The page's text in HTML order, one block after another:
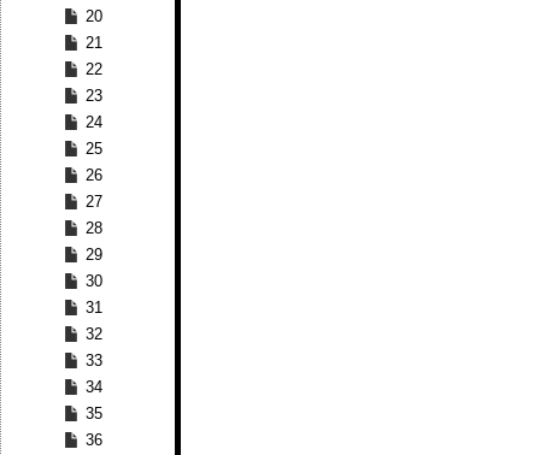
20
21
22
23
24
25
26
27
28
29
30
31
32
33
34
35
36